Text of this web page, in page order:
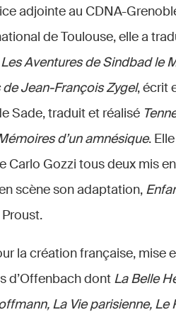
adjointe au CDNA-
de Toulouse, elle a
Les Aventures de Sindbad le
Jean-François Zygel, écrit
Sade, traduit et réalisé
d’un amnésique.
Carlo Gozzi tous deux mis
scène son adaptation,
la création française, mise
d’Offenbach dont La Belle
La Vie parisienne, Le